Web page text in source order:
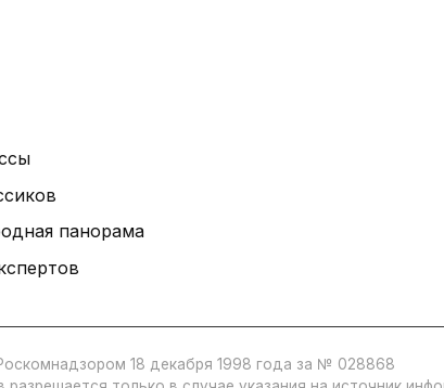
панорама
18 декабря 1998 года за № 028868